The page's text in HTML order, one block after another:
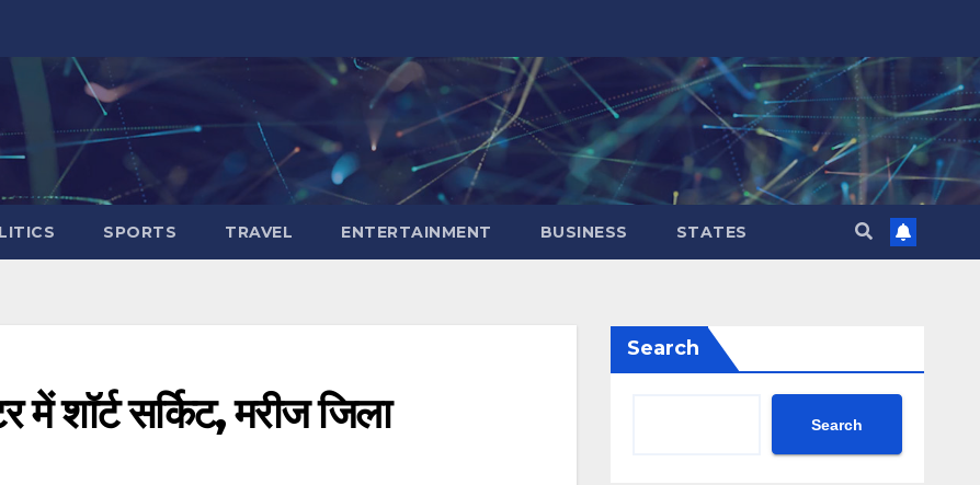
SPORTS TRAVEL ENTERTAINMENT BUSINESS STATES
शॉर्ट सर्किट, मरीज जिला
Search
Search